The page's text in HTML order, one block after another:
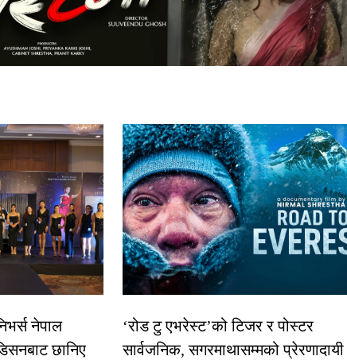
नेपाल
छानिए
‘रोड टु एभरेस्ट’को टिजर र पोस्टर
सार्वजनिक, सगरमाथासम्मको प्रेरणादायी